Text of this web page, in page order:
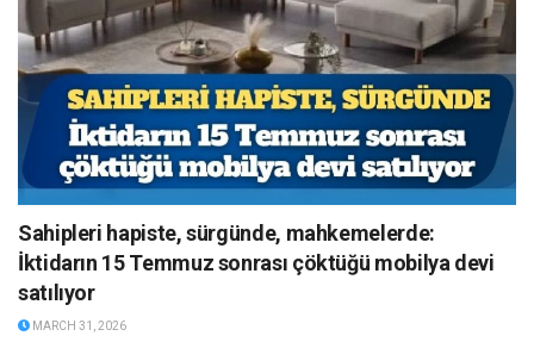
Sahipleri hapiste, sürgünde, mahkemelerde:
İktidarın 15 Temmuz sonrası çöktüğü mobilya devi
satılıyor
MARCH 31, 2026